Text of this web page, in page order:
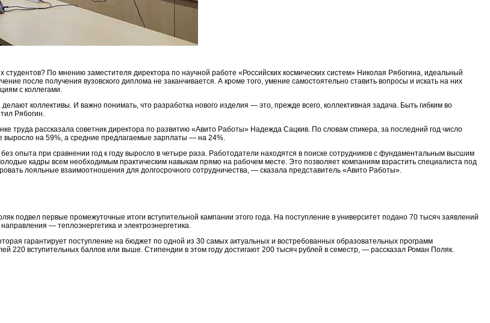
студентов? По мнению заместителя директора по научной работе «Российских космических систем» Николая Рябогина, идеальный
после получения вузовского диплома не заканчивается. А кроме того, умение самостоятельно ставить вопросы и искать на них
с коллегами.
коллективы. И важно понимать, что разработка нового изделия — это, прежде всего, коллективная задача. Быть гибким во
Рябогин.
труда рассказала советник директора по развитию «Авито Работы» Надежда Сацкив. По словам спикера, за последний год число
на 59%, а средние предлагаемые зарплаты — на 24%.
опыта при сравнении год к году выросло в четыре раза. Работодатели находятся в поиске сотрудников с фундаментальным высшим
кадры всем необходимым практическим навыкам прямо на рабочем месте. Это позволяет компаниям взрастить специалиста под
лояльные взаимоотношения для долгосрочного сотрудничества, — сказала представитель «Авито Работы».
подвел первые промежуточные итоги вступительной кампании этого года. На поступление в университет подано 70 тысяч заявлений
— теплоэнергетика и электроэнергетика.
гарантирует поступление на бюджет по одной из 30 самых актуальных и востребованных образовательных программ
220 вступительных баллов или выше. Стипендии в этом году достигают 200 тысяч рублей в семестр, — рассказал Роман Поляк.